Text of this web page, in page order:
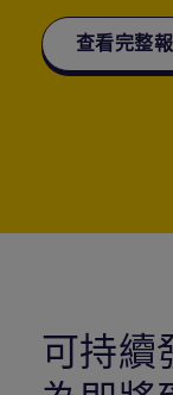
查看完整
可持續